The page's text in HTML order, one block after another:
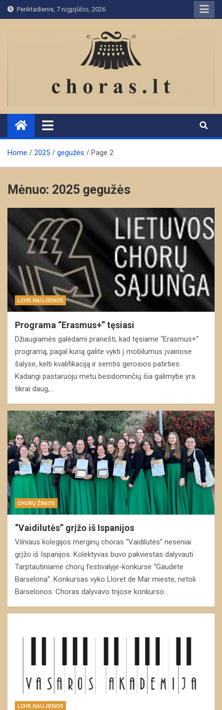
Skip
to
Penktadienis, 7 rugpjūčio, 2026
Home 2025 gegužės Page 2
Mėnuo: 2025 gegužės
LCHS NAUJIENOS
Programa “Erasmus+” tęsiasi
Džiaugiamės galėdami pranešti, kad tęsiame “Erasmus+”
programą, pagal kurią galite vykti į mobilumus įvairiose
šalyse, kelti kvalifikaciją ir semtis gerosios patirties.
Kadangi pastaruoju metu besidominčių šia galimybe yra
tikrai daug,…
CHORŲ ŽINIOS
“Vaidilutės” grįžo iš Ispanijos
Vilniaus kolegijos merginų choras “Vaidilutės” neseniai
grįžo iš Ispanijos. Kolektyvas buvo pakviestas dalyvauti
Tarptautiniame chorų festivalyje-konkurse “Gaudete
Barselona”. Konkursas vyko Lloret de Mar mieste, netoli
Barselonos. Choras dalyvavo trijose konkurso…
LCHS NAUJIENOS